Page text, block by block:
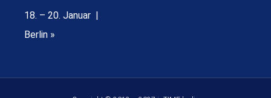
18. – 20. Januar |
Berlin »